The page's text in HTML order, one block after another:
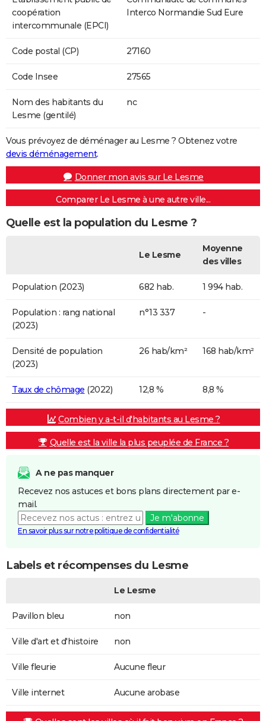
coopération
intercommunale (EPCI)
Interco Normandie Sud Eure
Code postal (CP) 27160
Code Insee 27565
Nom des habitants du
Lesme (gentilé)
nc
Vous prévoyez de déménager au Lesme ? Obtenez votre
devis déménagement.
Donner mon avis sur Le Lesme
Comparer Le Lesme à une autre ville...
Quelle est la population du Lesme ?
Le Lesme
Moyenne
des villes
Population (2023) 682 hab. 1 994 hab.
Population : rang national
(2023)
n°13 337 -
Densité de population
(2023)
26 hab/km² 168 hab/km²
Taux de chômage (2022) 12,8 % 8,8 %
Combien y a-t-il d'habitants au Lesme ?
Quelle est la ville la plus peuplée de France ?
A ne pas manquer
Recevez nos astuces et bons plans directement par e-
mail.
Je m'abonne
En savoir plus sur notre politique de confidentialité
Labels et récompenses du Lesme
Le Lesme
Pavillon bleu non
Ville d'art et d'histoire non
Ville fleurie Aucune fleur
Ville internet Aucune arobase